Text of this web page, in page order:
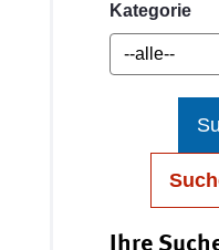
Kategorie
Ihre